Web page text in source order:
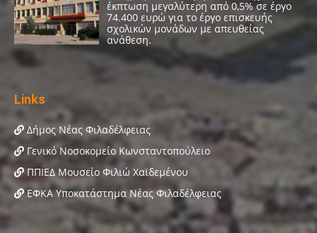
Links
Δήμος Νέας Φιλαδέλφειας
Γενικό Νοσοκομείο Κωνσταντοπούλειο
ΠΠΙΕΔ Μουσείο Φιλιώ Χαϊδεμένου
ΕΦΚΑ Υποκατάστημα Νέας Φιλαδέλφειας